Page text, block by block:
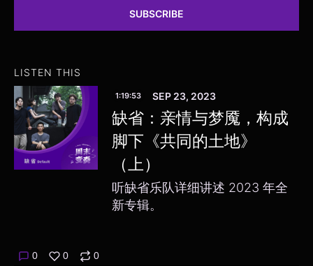
SUBSCRIBE
LISTEN THIS
1:19:53 SEP 23, 2023
缺省：亲情与梦魇，构成
脚下《共同的土地》
（上）
听缺省乐队详细讲述 2023 年全
新专辑。